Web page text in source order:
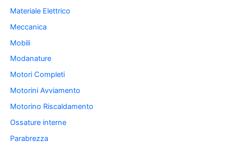
Materiale Elettrico
Meccanica
Mobili
Modanature
Motori Completi
Motorini Avviamento
Motorino Riscaldamento
Ossature interne
Parabrezza